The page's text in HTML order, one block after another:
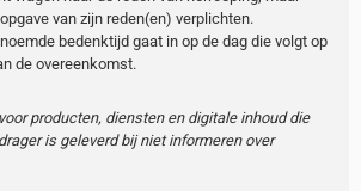
van zijn reden(en) verplichten.
bedenktijd gaat in op de dag die volgt op
de overeenkomst.
producten, diensten en digitale inhoud die
is geleverd bij niet informeren over